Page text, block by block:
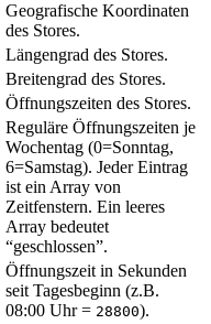
Geografische Koordinaten
des Stores.
Längengrad des Stores.
Breitengrad des Stores.
Öffnungszeiten des Stores.
Reguläre Öffnungszeiten je
Wochentag (0=Sonntag,
6=Samstag). Jeder Eintrag
ist ein Array von
Zeitfenstern. Ein leeres
Array bedeutet
“geschlossen”.
Öffnungszeit in Sekunden
seit Tagesbeginn (z.B.
08:00 Uhr = 28800).